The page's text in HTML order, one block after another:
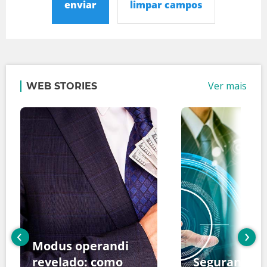
enviar limpar campos
WEB STORIES Ver mais
Modus operandi
revelado: como
Segurança
‹ ›